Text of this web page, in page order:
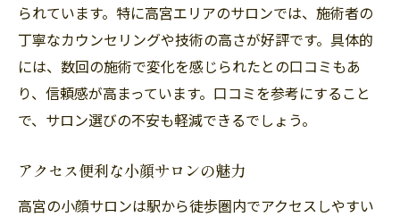
られています。特に高宮エリアのサロンでは、施術者の
丁寧なカウンセリングや技術の高さが好評です。具体的
には、数回の施術で変化を感じられたとの口コミもあ
り、信頼感が高まっています。口コミを参考にすること
で、サロン選びの不安も軽減できるでしょう。
アクセス便利な小顔サロンの魅力
高宮の小顔サロンは駅から徒歩圏内でアクセスしやすい